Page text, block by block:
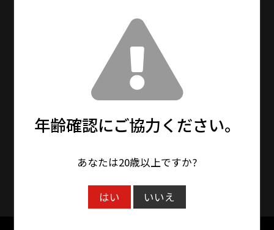
送料設定：15000円(税抜)以上で送料無料
（※北海道・九州は別途600円、沖縄は別途
1,500円を頂戴しております。）
13時までの注文で最短即日発送！
※メーカーお取り寄せ商品は、5〜7日程度で発
※年末年始・大型連休期間中は通常より更にお
時間をいただく場合がございます。
クレジットカード対応
年齢確認にご協力ください。
あなたは20歳以上ですか?
はい いいえ